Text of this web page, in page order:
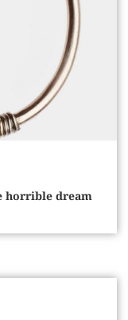
horrible dream